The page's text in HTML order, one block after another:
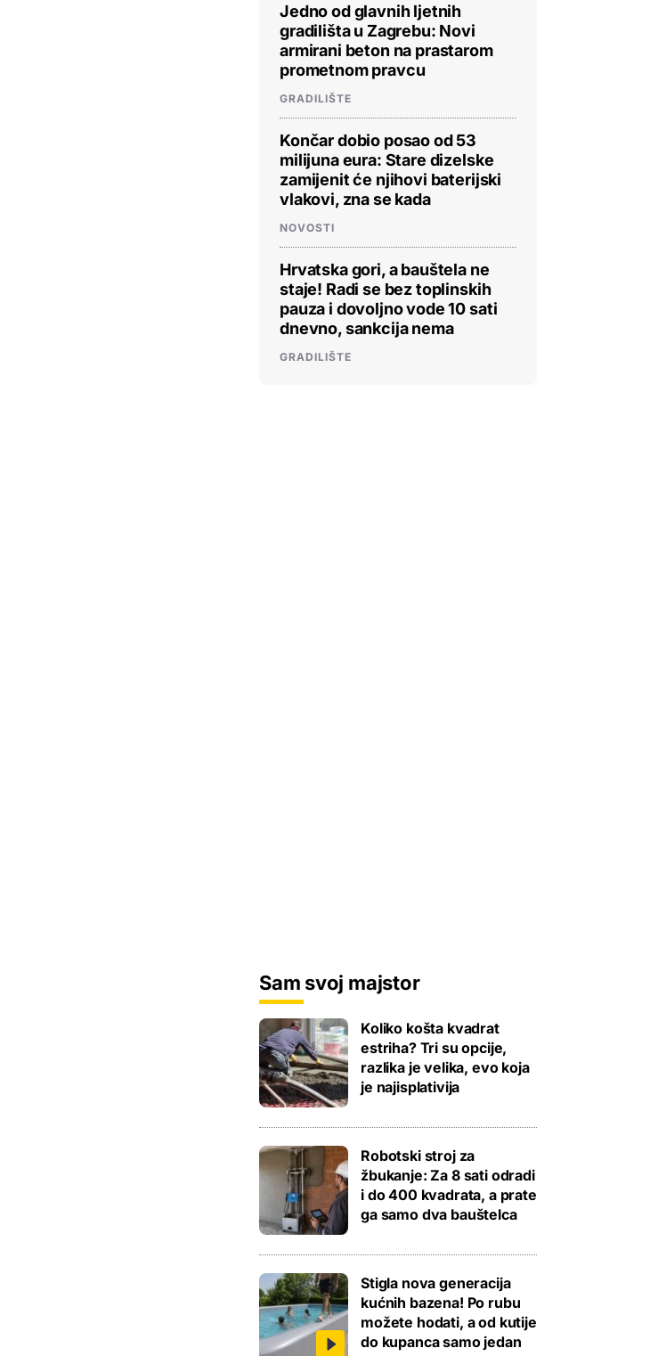
Jedno od glavnih ljetnih
gradilišta u Zagrebu: Novi
armirani beton na prastarom
prometnom pravcu
GRADILIŠTE
Končar dobio posao od 53
milijuna eura: Stare dizelske
zamijenit će njihovi baterijski
vlakovi, zna se kada
NOVOSTI
Hrvatska gori, a bauštela ne
staje! Radi se bez toplinskih
pauza i dovoljno vode 10 sati
dnevno, sankcija nema
GRADILIŠTE
Sam svoj majstor
Koliko košta kvadrat
estriha? Tri su opcije,
razlika je velika, evo koja
je najisplativija
Robotski stroj za
žbukanje: Za 8 sati odradi
i do 400 kvadrata, a prate
ga samo dva bauštelca
Stigla nova generacija
kućnih bazena! Po rubu
možete hodati, a od kutije
do kupanca samo jedan